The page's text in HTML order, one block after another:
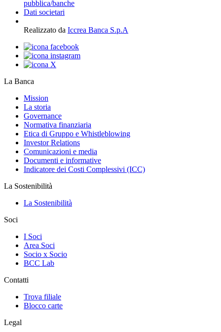
pubblica/banche
Dati societari
Realizzato da Iccrea Banca S.p.A
La Banca
Mission
La storia
Governance
Normativa finanziaria
Etica di Gruppo e Whistleblowing
Investor Relations
Comunicazioni e media
Documenti e informative
Indicatore dei Costi Complessivi (ICC)
La Sostenibilità
La Sostenibilità
Soci
I Soci
Area Soci
Socio x Socio
BCC Lab
Contatti
Trova filiale
Blocco carte
Legal